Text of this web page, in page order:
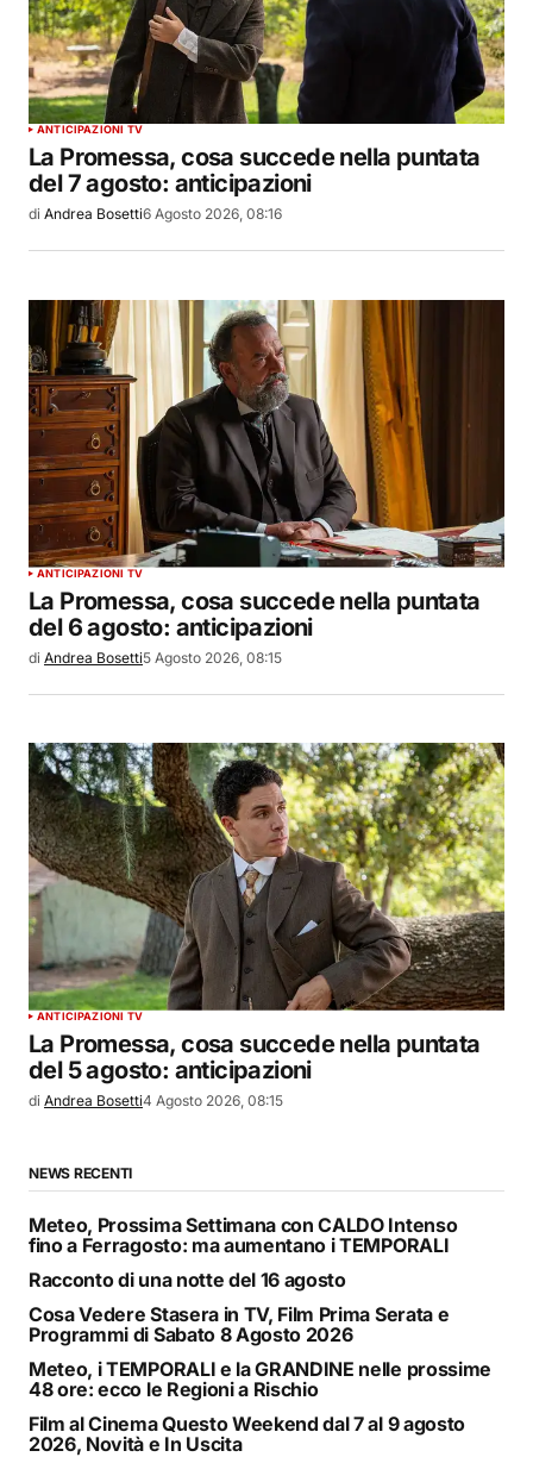
ANTICIPAZIONI TV
La Promessa, cosa succede nella puntata
del 7 agosto: anticipazioni
di Andrea Bosetti6 Agosto 2026, 08:16
ANTICIPAZIONI TV
La Promessa, cosa succede nella puntata
del 6 agosto: anticipazioni
di Andrea Bosetti5 Agosto 2026, 08:15
ANTICIPAZIONI TV
La Promessa, cosa succede nella puntata
del 5 agosto: anticipazioni
di Andrea Bosetti4 Agosto 2026, 08:15
NEWS RECENTI
Meteo, Prossima Settimana con CALDO Intenso
fino a Ferragosto: ma aumentano i TEMPORALI
Racconto di una notte del 16 agosto
Cosa Vedere Stasera in TV, Film Prima Serata e
Programmi di Sabato 8 Agosto 2026
Meteo, i TEMPORALI e la GRANDINE nelle prossime
48 ore: ecco le Regioni a Rischio
Film al Cinema Questo Weekend dal 7 al 9 agosto
2026, Novità e In Uscita